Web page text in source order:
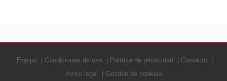
Equipo Condiciones de uso Política de privacidad
Contacto
Aviso legal
Gestión de cookies